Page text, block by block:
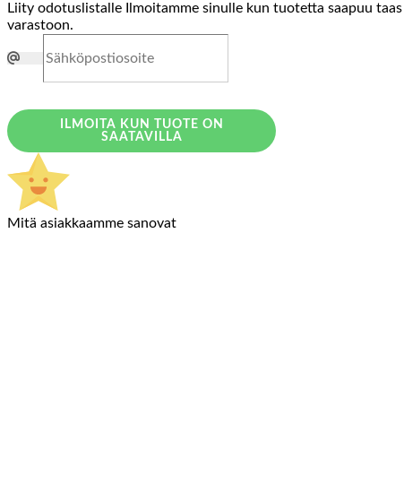
Liity odotuslistalle
Ilmoitamme sinulle kun tuotetta saapuu taas
varastoon.
ILMOITA KUN TUOTE ON
SAATAVILLA
Mitä asiakkaamme sanovat